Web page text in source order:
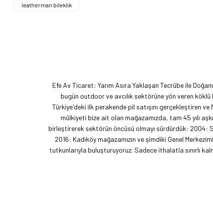
leatherman bileklik
Efe Av Ticaret: Yarım Asıra Yaklaşan Tecrübe ile
bugün outdoor ve avcılık sektörüne yön veren
Türkiye'deki ilk perakende pil satışını gerçekleştiren ve
mülkiyeti bize ait olan mağazamızda, tam 45 yılı
birleştirerek sektörün öncüsü olmayı sürdürdük:
2016: Kadıköy mağazamızın ve şimdiki Genel
tutkunlarıyla buluşturuyoruz. Sadece ithalatla sınırlı